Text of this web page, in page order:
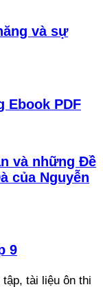
và sự
Ebook PDF
và những Đề
của Nguyễn
9
tài liệu ôn thi